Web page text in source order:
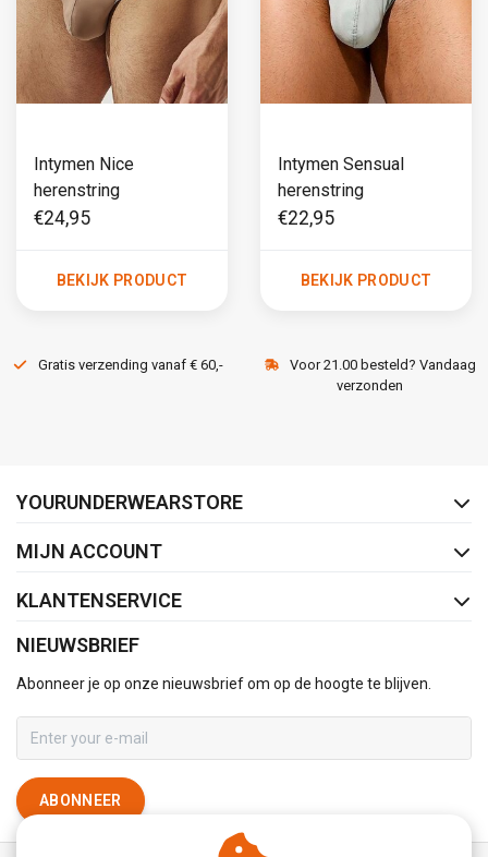
Intymen Nice
herenstring
€24,95
BEKIJK PRODUCT
Intymen Sensual
herenstring
€22,95
BEKIJK PRODUCT
Gratis verzending vanaf € 60,-
Voor 21.00 besteld? Vandaag
verzonden
YOURUNDERWEARSTORE
MIJN ACCOUNT
KLANTENSERVICE
NIEUWSBRIEF
Abonneer je op onze nieuwsbrief om op de hoogte te blijven.
ABONNEER